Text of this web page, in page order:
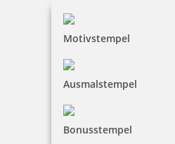
Motivstempel
Ausmalstempel
Bonusstempel
Prägestempel Trodat Ideal Modell